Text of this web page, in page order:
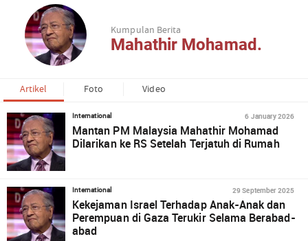
Kumpulan Berita
Mahathir Mohamad.
Artikel Foto Video
International 6 January 2026
Mantan PM Malaysia Mahathir Mohamad
Dilarikan ke RS Setelah Terjatuh di Rumah
International 29 September 2025
Kekejaman Israel Terhadap Anak-Anak dan
Perempuan di Gaza Terukir Selama Berabad-
abad